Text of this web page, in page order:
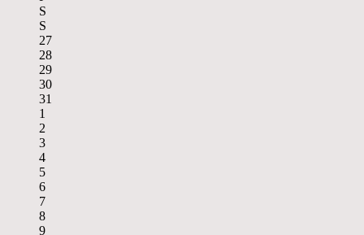
S
S
27
28
29
30
31
1
2
3
4
5
6
7
8
9